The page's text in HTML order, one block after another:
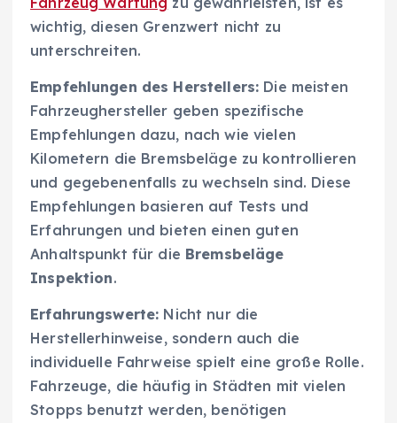
wichtig, diesen Grenzwert nicht zu
unterschreiten.
Empfehlungen des Herstellers: Die meisten
Fahrzeughersteller geben spezifische
Empfehlungen dazu, nach wie vielen
Kilometern die Bremsbeläge zu kontrollieren
und gegebenenfalls zu wechseln sind. Diese
Empfehlungen basieren auf Tests und
Erfahrungen und bieten einen guten
Anhaltspunkt für die Bremsbeläge
Inspektion.
Erfahrungswerte: Nicht nur die
Herstellerhinweise, sondern auch die
individuelle Fahrweise spielt eine große Rolle.
Fahrzeuge, die häufig in Städten mit vielen
Stopps benutzt werden, benötigen